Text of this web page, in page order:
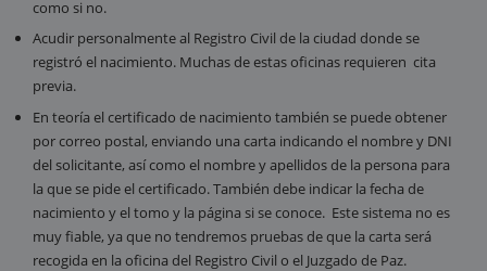
como si no.
Acudir personalmente al Registro Civil de la ciudad donde se
registró el nacimiento. Muchas de estas oficinas requieren cita
previa.
En teoría el certificado de nacimiento también se puede obtener
por correo postal, enviando una carta indicando el nombre y DNI
del solicitante, así como el nombre y apellidos de la persona para
la que se pide el certificado. También debe indicar la fecha de
nacimiento y el tomo y la página si se conoce. Este sistema no es
muy fiable, ya que no tendremos pruebas de que la carta será
recogida en la oficina del Registro Civil o el Juzgado de Paz.